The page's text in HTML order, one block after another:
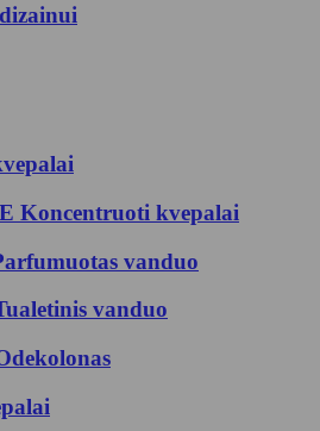
Koncentruoti kvepalai
vanduo
vanduo